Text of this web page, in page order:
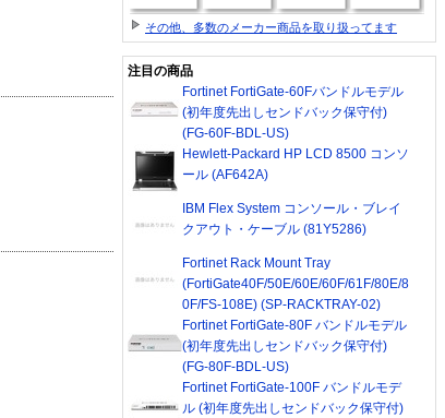
その他、多数のメーカー商品を取り扱ってます
注目の商品
Fortinet FortiGate-60Fバンドルモデル
(初年度先出しセンドバック保守付)
(FG-60F-BDL-US)
Hewlett-Packard HP LCD 8500 コンソ
ール (AF642A)
IBM Flex System コンソール・ブレイ
クアウト・ケーブル (81Y5286)
Fortinet Rack Mount Tray
(FortiGate40F/50E/60E/60F/61F/80E/8
0F/FS-108E) (SP-RACKTRAY-02)
Fortinet FortiGate-80F バンドルモデル
(初年度先出しセンドバック保守付)
(FG-80F-BDL-US)
Fortinet FortiGate-100F バンドルモデ
ル (初年度先出しセンドバック保守付)